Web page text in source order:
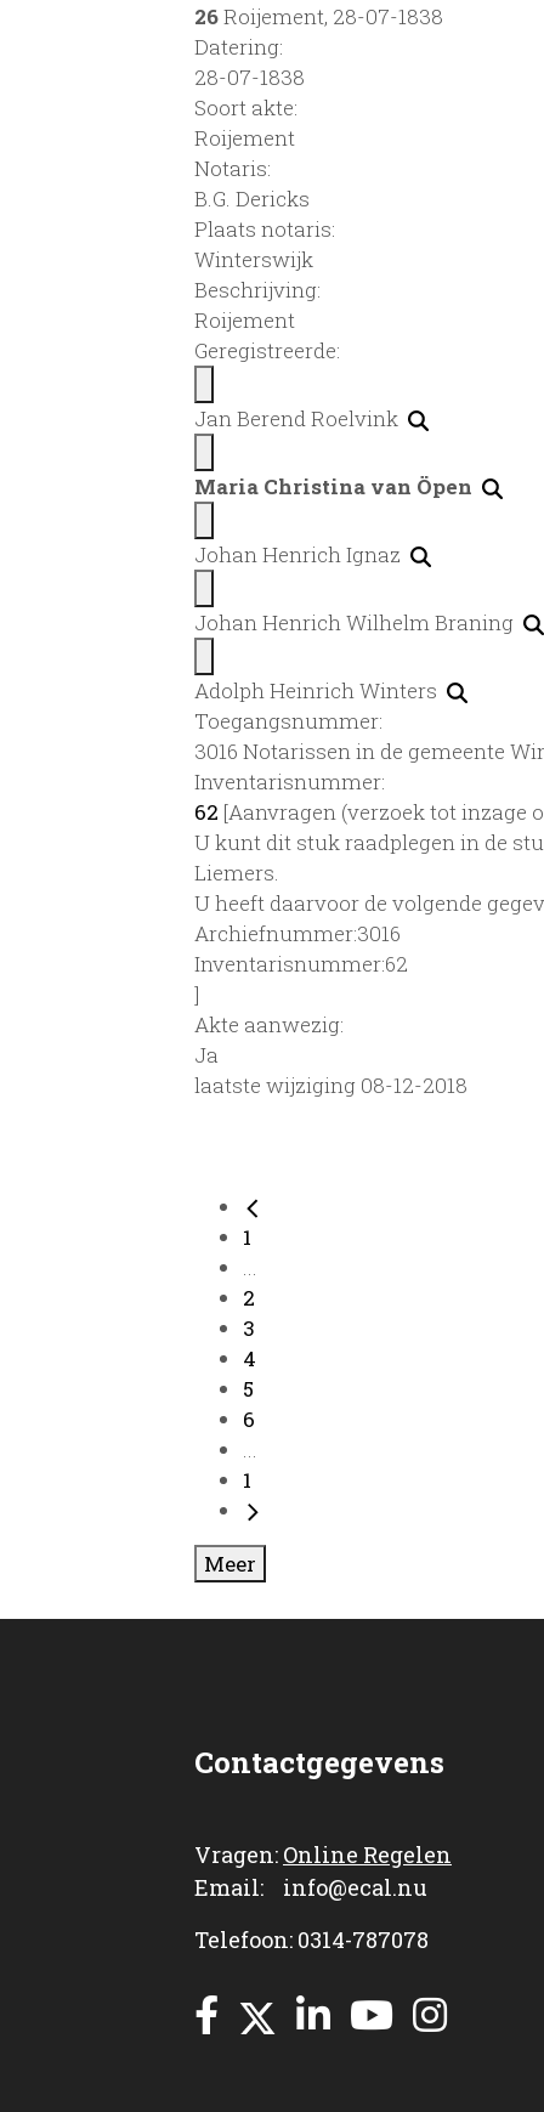
26Roijement, 28-07-1838
Datering:
28-07-1838
Soort akte:
Roijement
Notaris:
B.G. Dericks
Plaats notaris:
Winterswijk
Beschrijving:
Roijement
Geregistreerde:
Jan Berend Roelvink
Maria Christina van Öpen
Johan Henrich Ignaz
Johan Henrich Wilhelm Braning
Adolph Heinrich Winters
Toegangsnummer:
3016 Notarissen in de gemeente
Inventarisnummer:
62 [Aanvragen (verzoek tot inzage
U kunt dit stuk raadplegen in de
Liemers.
U heeft daarvoor de volgende
Archiefnummer:3016
Inventarisnummer:62
]
Akte aanwezig:
Ja
laatste wijziging 08-12-2018
1
...
2
3
4
5
6
...
1
Meer
Contactgegevens
Vragen: Online Regelen
Email: info@ecal.nu
Telefoon: 0314-787078